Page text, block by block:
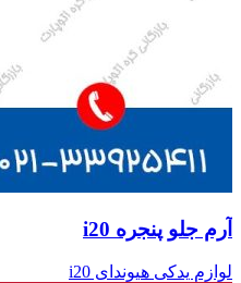
آرم جلو پنجره i20
لوازم یدکی هیوندای i20